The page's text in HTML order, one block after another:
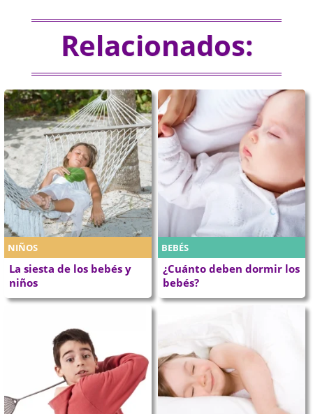
Relacionados:
NIÑOS
La siesta de los bebés y
niños
BEBÉS
¿Cuánto deben dormir los
bebés?